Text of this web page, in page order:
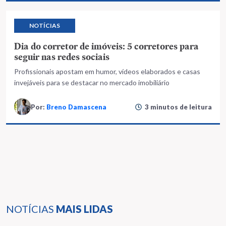
NOTÍCIAS MAIS LIDAS
NOTÍCIAS
Dia do corretor de imóveis: 5 corretores para
seguir nas redes sociais
Profissionais apostam em humor, vídeos elaborados e casas
invejáveis para se destacar no mercado imobiliário
Por: Breno Damascena 3 minutos de leitura